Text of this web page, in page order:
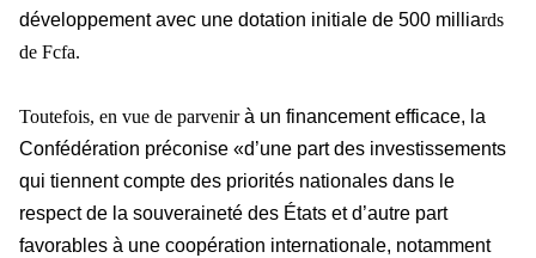
développement avec une dotation initiale de 500 milliards
de Fcfa.
Toutefois, en vue de parvenirà un financement efficace, la
Confédération préconise «d’une part des investissements
qui tiennent compte des priorités nationales dans le
respect de la souveraineté des États et d’autre part
favorables à une coopération internationale, notamment